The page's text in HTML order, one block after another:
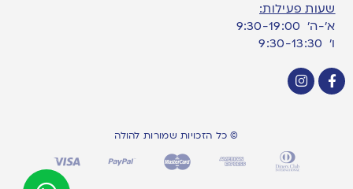
שעות פעילות:
א’-ה’ 9:30-19:00
ו׳ 9:30-13:30
© כל הזכויות שמורות להולה